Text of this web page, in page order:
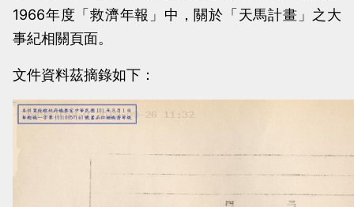
1966年度「救濟年報」中，關於「天馬計畫」之大
事紀相關頁面。
文件資料茲摘錄如下：